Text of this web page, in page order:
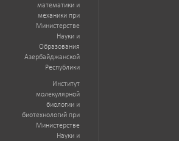
математики и
механики при
Министерстве
Науки и
Образования
Азербайджанской
Республики
Институт
молекулярной
биологии и
биотехнологий при
Министерстве
Науки и